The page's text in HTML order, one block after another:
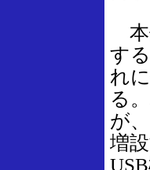
本
す
れ
る
が
増